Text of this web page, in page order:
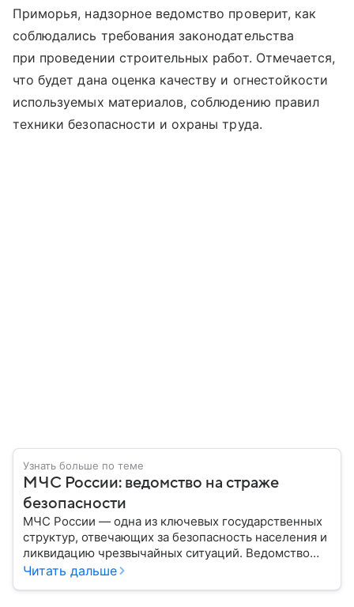
Приморья, надзорное ведомство проверит, как
соблюдались требования законодательства
при проведении строительных работ. Отмечается,
что будет дана оценка качеству и огнестойкости
используемых материалов, соблюдению правил
техники безопасности и охраны труда.
Узнать больше по теме
МЧС России: ведомство на страже
безопасности
МЧС России — одна из ключевых государственных
структур, отвечающих за безопасность населения и
ликвидацию чрезвычайных ситуаций. Ведомство
играет важную роль в защите граждан от
Читать дальше